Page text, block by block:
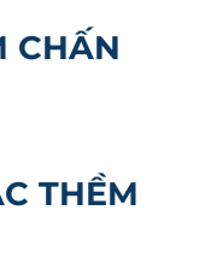
CHẤN
THỀM